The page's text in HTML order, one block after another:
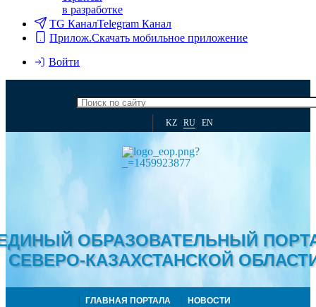
в разработке
TG КаналTelegram Канал
Прилож.Скачать мобильное приложение
Войти
KZ RU EN
ОБРАЗОВАТЕЛЬНЫЙ
СЕВЕРО-КАЗАХСТАНСКОЙ
ГЛАВНАЯ ПОРТАЛА НОВОСТИ